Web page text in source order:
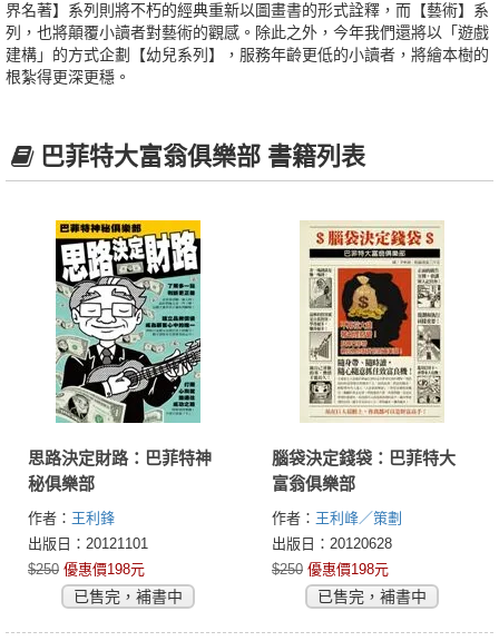
界名著】系列則將不朽的經典重新以圖畫書的形式詮釋，而【藝術】系
列，也將顛覆小讀者對藝術的觀感。除此之外，今年我們還將以「遊戲
建構」的方式企劃【幼兒系列】，服務年齡更低的小讀者，將繪本樹的
根紮得更深更穩。
巴菲特大富翁俱樂部 書籍列表
思路決定財路：巴菲特神
秘俱樂部
作者： 王利鋒
出版日：20121101
$250 優惠價198元
已售完，補書中
腦袋決定錢袋：巴菲特大
富翁俱樂部
作者： 王利峰／策劃
出版日：20120628
$250 優惠價198元
已售完，補書中